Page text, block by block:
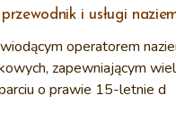
i usługi
operatorem
zapewniającym
o prawie 15-letnie d